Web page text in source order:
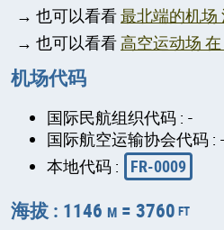
→ 也可以看看最北端的机场
→ 也可以看看高空运动场
机场代码
国际民航组织代码 : -
国际航空运输协会代码 : -
本地代码 :
FR-0009
海拔 : 1146 m = 3760ft